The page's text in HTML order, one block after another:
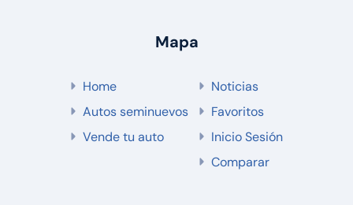
Mapa
Home
Autos seminuevos
Vende tu auto
Noticias
Favoritos
Inicio Sesión
Comparar